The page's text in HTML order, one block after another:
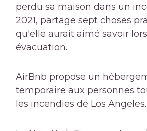
perdu sa maison dans un
2021, partage sept choses
qu'elle aurait aimé savoir
évacuation.
AirBnb propose un
temporaire aux personnes
les incendies de Los Angeles.